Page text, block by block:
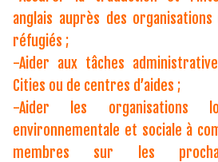
anglais auprès des
réfugiés ;
-Aider aux tâches
Cities ou de centres d’aides ;
-Aider les organisations
environnementale et sociale à
membres sur les